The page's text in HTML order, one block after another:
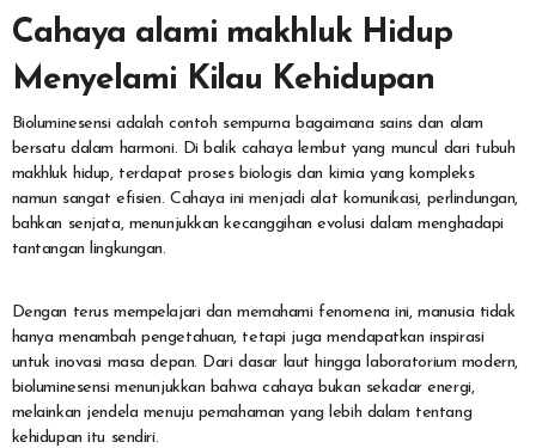
Cahaya alami makhluk Hidup
Menyelami Kilau Kehidupan
Bioluminesensi adalah contoh sempurna bagaimana sains dan alam
bersatu dalam harmoni. Di balik cahaya lembut yang muncul dari tubuh
makhluk hidup, terdapat proses biologis dan kimia yang kompleks
namun sangat efisien. Cahaya ini menjadi alat komunikasi, perlindungan,
bahkan senjata, menunjukkan kecanggihan evolusi dalam menghadapi
tantangan lingkungan.
Dengan terus mempelajari dan memahami fenomena ini, manusia tidak
hanya menambah pengetahuan, tetapi juga mendapatkan inspirasi
untuk inovasi masa depan. Dari dasar laut hingga laboratorium modern,
bioluminesensi menunjukkan bahwa cahaya bukan sekadar energi,
melainkan jendela menuju pemahaman yang lebih dalam tentang
kehidupan itu sendiri.